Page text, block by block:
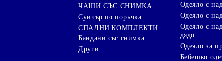
ЧАШИ СЪС СНИМКА
Суичър по поръчка
СПАЛНИ КОМПЛЕКТИ
Бандани със снимка
Други
Одеяло с
Одеяло с
Одеяло с
дядо
Одеяло за
Бебешко